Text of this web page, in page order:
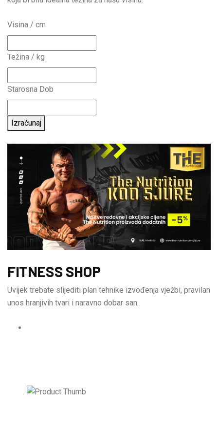
Visina / cm
Težina / kg
Starosna Dob
Izračunaj
FITNESS SHOP
Uvijek trebate slijediti plan tehnike izvođenja vježbi, pravilan
unos hranjivih tvari i naravno dobar san.